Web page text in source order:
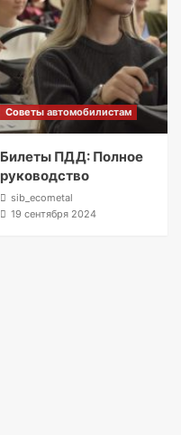
Советы автомобилистам
Билеты ПДД: Полное
руководство
sib_ecometal
19 сентября 2024